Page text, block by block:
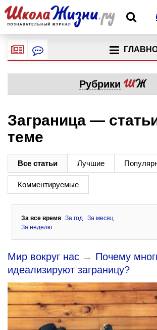
Рубрики
Заграница —
теме
Все статьи Лучшие
Комментируемые
За все время За год
За месяц
За неделю
Мир вокруг нас → Почему
идеализируют заграницу?